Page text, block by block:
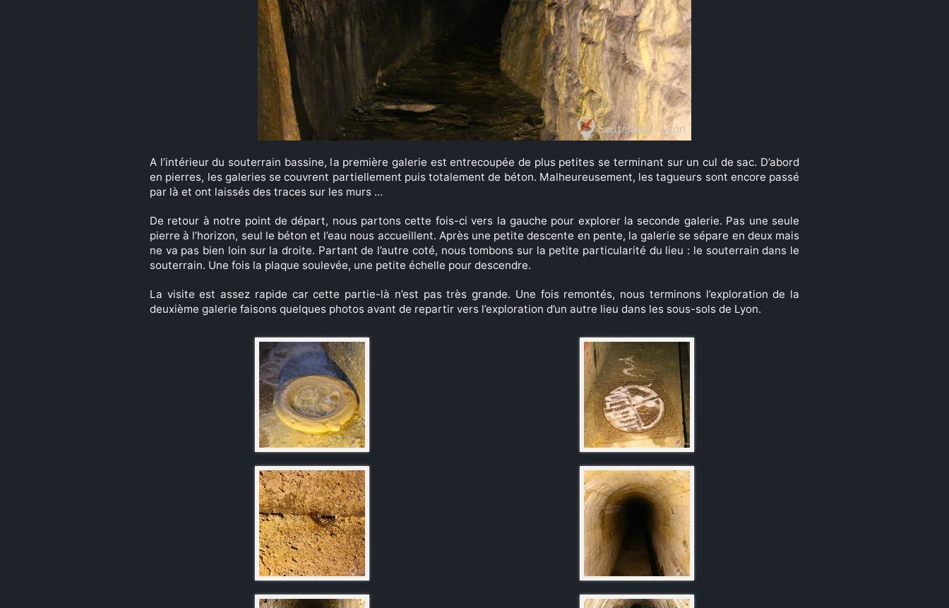
A l’intérieur du souterrain bassine, la première galerie est entrecoupée de plus petites se terminant sur un cul de sac. D’abord
en pierres, les galeries se couvrent partiellement puis totalement de béton. Malheureusement, les tagueurs sont encore passé
par là et ont laissés des traces sur les murs …
De retour à notre point de départ, nous partons cette fois-ci vers la gauche pour explorer la seconde galerie. Pas une seule
pierre à l’horizon, seul le béton et l’eau nous accueillent. Après une petite descente en pente, la galerie se sépare en deux mais
ne va pas bien loin sur la droite. Partant de l’autre coté, nous tombons sur la petite particularité du lieu : le souterrain dans le
souterrain. Une fois la plaque soulevée, une petite échelle pour descendre.
La visite est assez rapide car cette partie-là n’est pas très grande. Une fois remontés, nous terminons l’exploration de la
deuxième galerie faisons quelques photos avant de repartir vers l’exploration d’un autre lieu dans les sous-sols de Lyon.